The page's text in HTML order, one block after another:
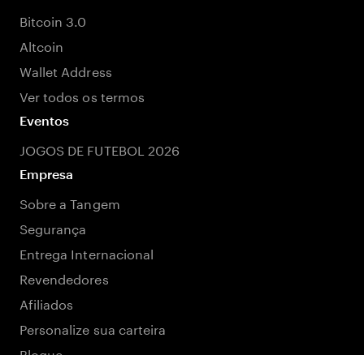
Bitcoin 3.0
Altcoin
Wallet Address
Ver todos os termos
Eventos
JOGOS DE FUTEBOL 2026
Empresa
Sobre a Tangem
Segurança
Entrega Internacional
Revendedores
Afiliados
Personalize sua carteira